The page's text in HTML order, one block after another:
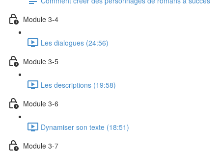
Module 3-4
Les dialogues (24:56)
Module 3-5
Les descriptions (19:58)
Module 3-6
Dynamiser son texte (18:51)
Module 3-7